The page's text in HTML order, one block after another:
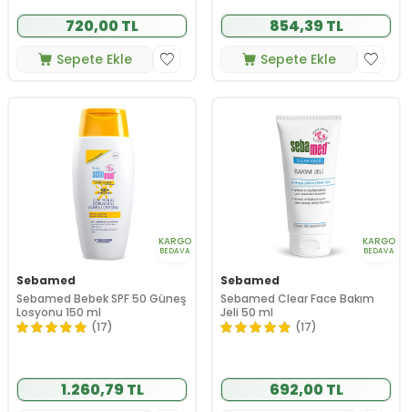
720,00 TL
Sepete Ekle
854,39 TL
Sepete Ekle
KARGO
BEDAVA
Sebamed
Sebamed Bebek SPF 50 Güneş
Losyonu 150 ml
(17)
1.260,79 TL
KARGO
BEDAVA
Sebamed
Sebamed Clear Face Bakım
Jeli 50 ml
(17)
692,00 TL